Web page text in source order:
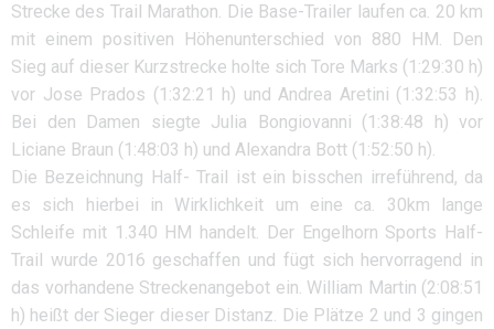
Strecke des Trail Marathon. Die Base-Trailer laufen ca. 20 km
mit einem positiven Höhenunterschied von 880 HM. Den
Sieg auf dieser Kurzstrecke holte sich Tore Marks (1:29:30 h)
vor Jose Prados (1:32:21 h) und Andrea Aretini (1:32:53 h).
Bei den Damen siegte Julia Bongiovanni (1:38:48 h) vor
Liciane Braun (1:48:03 h) und Alexandra Bott (1:52:50 h).
Die Bezeichnung Half- Trail ist ein bisschen irreführend, da
es sich hierbei in Wirklichkeit um eine ca. 30km lange
Schleife mit 1.340 HM handelt. Der Engelhorn Sports Half-
Trail wurde 2016 geschaffen und fügt sich hervorragend in
das vorhandene Streckenangebot ein. William Martin (2:08:51
h) heißt der Sieger dieser Distanz. Die Plätze 2 und 3 gingen